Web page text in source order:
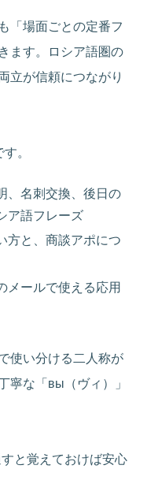
「場面ごとの定番フ
ます。ロシア語圏の
立が信頼につながり
。
、名刺交換、後日の
ア語フレーズ
方と、商談アポにつ
メールで使える応用
使い分ける二人称が
寧な「вы（ヴィ）」
と覚えておけば安心